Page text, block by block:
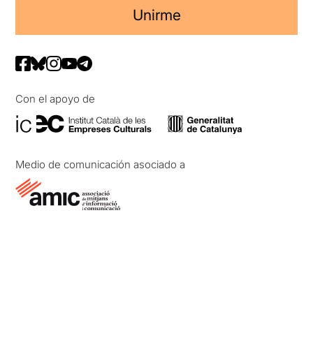
Unirme
Con el apoyo de
Medio de comunicación asociado a